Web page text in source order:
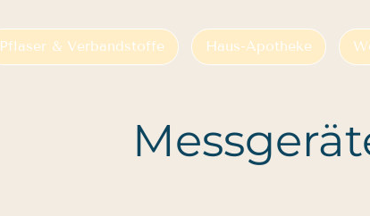
Pflaser & Verbandstoffe Haus-Apotheke